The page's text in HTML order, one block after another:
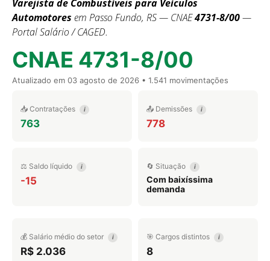
Varejista de Combustíveis para Veículos
Automotores em Passo Fundo, RS — CNAE4731-8/00—
Portal Salário / CAGED.
CNAE 4731-8/00
Atualizado em 03 agosto de 2026 • 1.541 movimentações
📥 Contratações i
763
📤 Demissões i
778
⚖️ Saldo líquido i
-15
🔄 Situação i
Com baixíssima
demanda
💰 Salário médio do setor i
R$ 2.036
🎯 Cargos distintos i
8